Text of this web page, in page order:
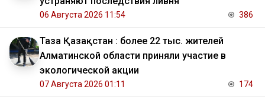
06 Августа 2026 11:54 386
Таза Қазақстан : более 22 тыс. жителей
Алматинской области приняли участие в
экологической акции
07 Августа 2026 01:11 174